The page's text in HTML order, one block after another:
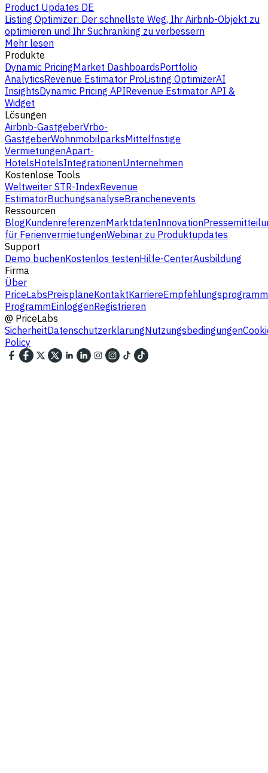
Product Updates DE
Listing Optimizer: Der schnellste Weg, Ihr Airbnb-Objekt zu
optimieren und Ihr Suchranking zu verbessern
Mehr lesen
Produkte
Dynamic PricingMarket DashboardsPortfolio
AnalyticsRevenue Estimator ProListing OptimizerAI
InsightsDynamic Pricing APIRevenue Estimator API &
Widget
Lösungen
Airbnb-GastgeberVrbo-
GastgeberWohnmobilparksMittelfristige
VermietungenApart-
HotelsHotelsIntegrationenUnternehmen
Kostenlose Tools
Weltweiter STR-IndexRevenue
EstimatorBuchungsanalyseBranchenevents
Ressourcen
BlogKundenreferenzenMarktdatenInnovation
für FerienvermietungenWebinar zu Produktupdates
Support
Demo buchenKostenlos testenHilfe-CenterAusbildung
Firma
Über
PriceLabsPreispläneKontaktKarriereEmpfehlungsprogramm
ProgrammEinloggenRegistrieren
@ PriceLabs
SicherheitDatenschutzerklärungNutzungsbedingungen
Policy